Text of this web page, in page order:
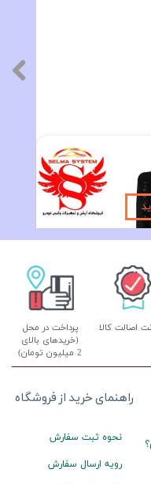
مانیتور فابریک ساینا و کوئیک اندروید فولتاچ مدل MTK
پرداخت در محل
(خریدهای بالای
2 میلیون تومان)
اصالت کالا
راهنمای خرید از فروشگاه
نحوه ثبت سفارش
رویه ارسال سفارش